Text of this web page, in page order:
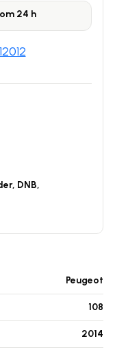
Peugeot
108
2014
24 h
DNB,